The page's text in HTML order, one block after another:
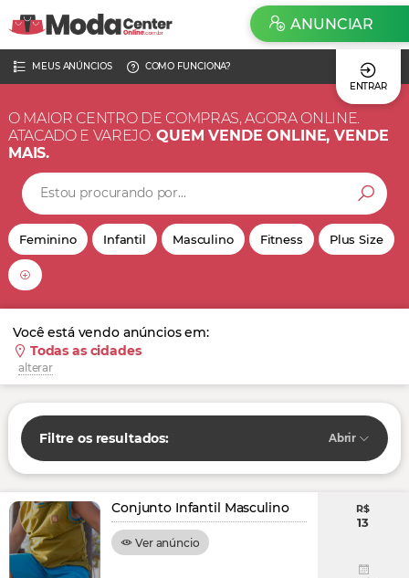
MEUS ANÚNCIOS
COMO FUNCIONA?
ENTRAR
ANUNCIAR
O MAIOR CENTRO DE COMPRAS, AGORA ONLINE.
ATACADO E VAREJO.QUEM VENDE ONLINE, VENDE
MAIS.
Feminino Infantil Masculino Fitness Plus Size
Você está vendo anúncios em:
Todas as cidades
alterar
Filtre os resultados: Abrir
Conjunto Infantil Masculino
Ver anúncio
R$
13